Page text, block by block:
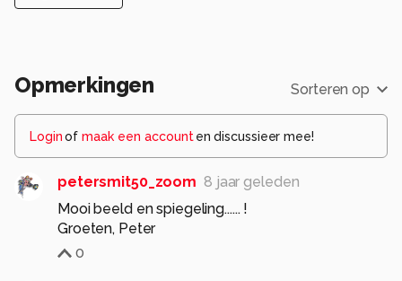
Opmerkingen Sorteren op
Loginof maak een account en discussieer mee!
petersmit50_zoom 8 jaar geleden
Mooi beeld en spiegeling...... !
Groeten, Peter
0